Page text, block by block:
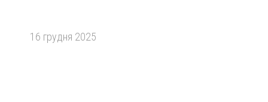
16 грудня 2025